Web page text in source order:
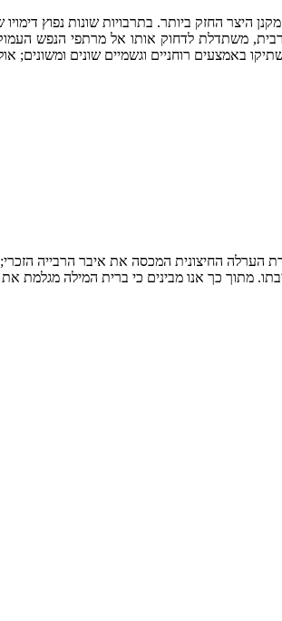
היצר החזק ביותר. בתרבויות שונות נפוץ
משתדלת לדחוק אותו אל מרתפי הנפש
הערלה החיצונית המכסה את איבר הרבייה
מתוך כך אנו מבינים כי ברית המילה מגלמת